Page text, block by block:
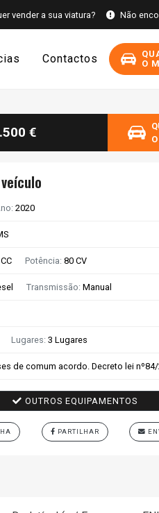
vender a sua viatura? Não
Contactos
O
€
2020
Potência: 80 CV
Transmissão: Manual
Lugares: 3 Lugares
de comum acordo. Decreto lei
OUTROS EQUIPAMENTOS
PARTILHAR